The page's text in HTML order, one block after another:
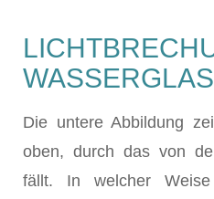
Die untere Abbildung
oben, durch das von
fällt. In welcher